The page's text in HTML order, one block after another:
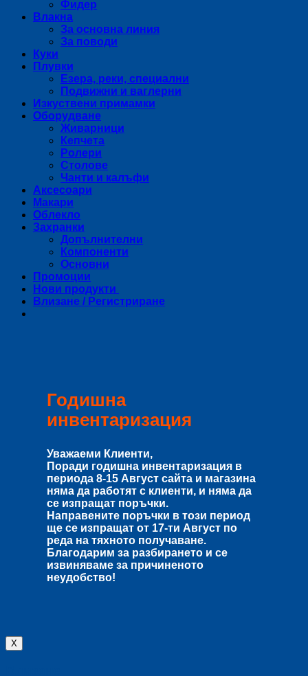
Фидер
Влакна
За основна линия
За поводи
Куки
Плувки
Езера, реки, специални
Подвижни и ваглерни
Изкуствени примамки
Оборудване
Живарници
Кепчета
Ролери
Столове
Чанти и калъфи
Аксесоари
Макари
Облекло
Захранки
Допълнителни
Компоненти
Основни
Промоции
Нови продукти
Влизане / Регистриране
Годишна
инвентаризация
Уважаеми Клиенти,
Поради годишна инвентаризация в
периода 8-15 Август сайта и магазина
няма да работят с клиенти, и няма да
се изпращат поръчки.
Направените поръчки в този период
ще се изпращат от 17-ти Август по
реда на тяхното получаване.
Благодарим за разбирането и се
извиняваме за причиненото
неудобство!
X